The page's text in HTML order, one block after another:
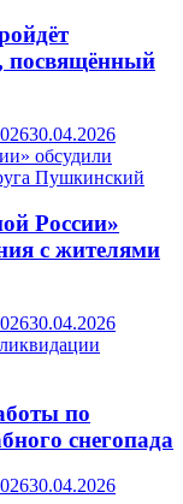
посвящённый
30.04.2026
обсудили
Пушкинский
России»
с жителями
30.04.2026
по
снегопада
30.04.2026